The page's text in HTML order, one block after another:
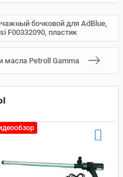
бочковой для AdBlue,
F00332090, пластик
масла Petroll Gamma